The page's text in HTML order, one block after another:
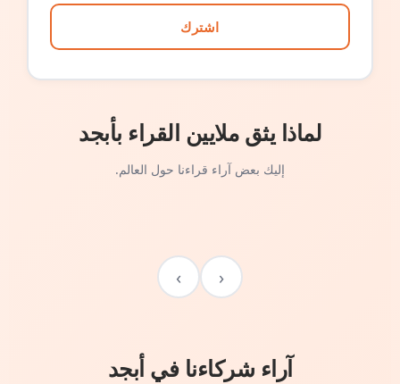
اشترك
لماذا يثق ملايين القراء بأبجد
إليك بعض آراء قراءنا حول العالم.
‹
›
آراء شركاءنا في أبجد